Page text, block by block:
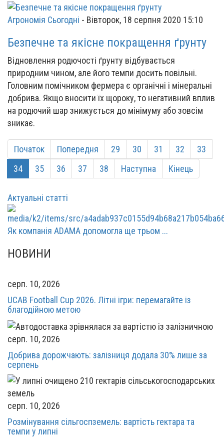
Агрономія Сьогодні - Вівторок, 18 серпня 2020 15:10
Безпечне та якісне покращення ґрунту
Відновлення родючості ґрунту відбувається
природним чином, але його темпи досить повільні.
Головним помічником фермера є органічні і мінеральні
добрива. Якщо вносити їх щороку, то негативний вплив
на родючий шар знижується до мінімуму або зовсім
зникає.
Початок Попередня 29 30 31 32
33
34
35 36 37 38 Наступна Кінець
Актуальні статті
Як компанія ADAMA допомогла ще трьом ...
НОВИНИ
серп. 10, 2026
UCAB Football Cup 2026. Літні ігри: перемагайте із
благодійною метою
серп. 10, 2026
Добрива дорожчають: залізниця додала 30% лише за
серпень
серп. 10, 2026
Розмінування сільгоспземель: вартість гектара та
темпи у липні